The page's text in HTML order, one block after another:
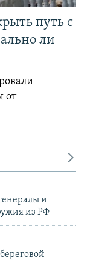
путь с
ли
от
и
из РФ